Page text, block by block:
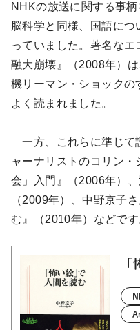
NHKの放送に関する事
脳科学と同様、国語に
っていました。著名な
融大崩壊』（2008年）
機リーマン・ショックの
よく読まれました。
一方、これらに準じて
ャーナリストのコリン
会」入門』（2006年）
（2009年）、中野京子
む』（2010年）などです